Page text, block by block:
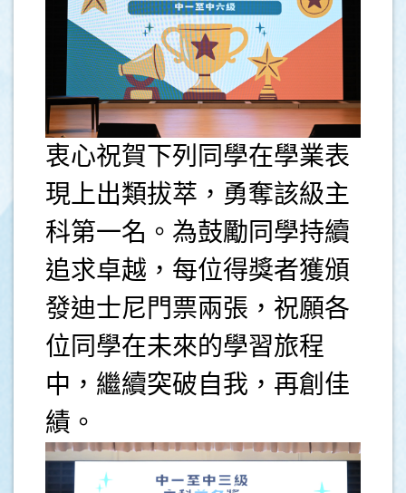
衷心祝賀下列同學在學業表
現上出類拔萃，勇奪該級主
科第一名。為鼓勵同學持續
追求卓越，每位得獎者獲頒
發迪士尼門票兩張，祝願各
位同學在未來的學習旅程
中，繼續突破自我，再創佳
績。